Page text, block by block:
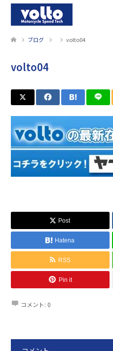
ブログ volto04
volto04
Post
Hatena
RSS
Pin it
コメント: 0